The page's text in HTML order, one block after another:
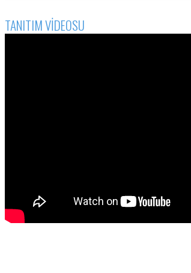
TANITIM VİDEOSU